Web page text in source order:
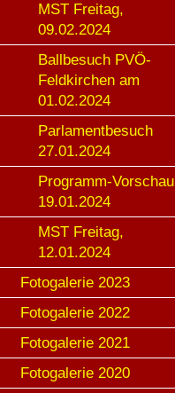
MST Freitag,
09.02.2024
Ballbesuch PVÖ-
Feldkirchen am
01.02.2024
Parlamentbesuch
27.01.2024
Programm-Vorschau
19.01.2024
MST Freitag,
12.01.2024
Fotogalerie 2023
Fotogalerie 2022
Fotogalerie 2021
Fotogalerie 2020